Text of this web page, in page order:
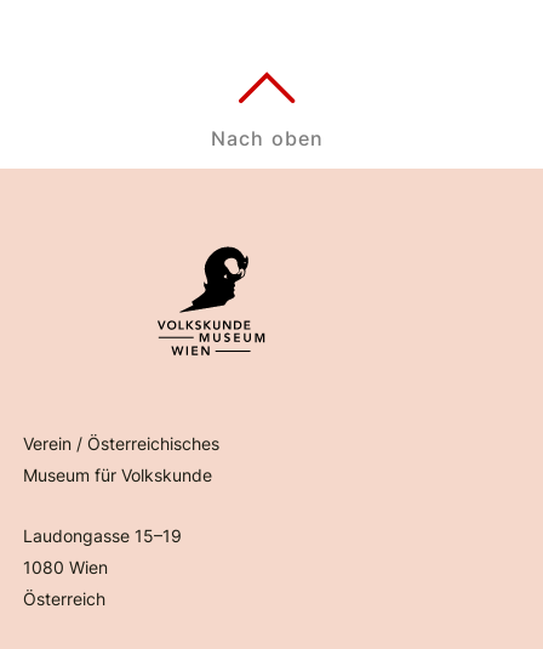
Verein / Österreichisches
Museum für Volkskunde
Laudongasse 15–19
1080 Wien
Österreich
Nach oben